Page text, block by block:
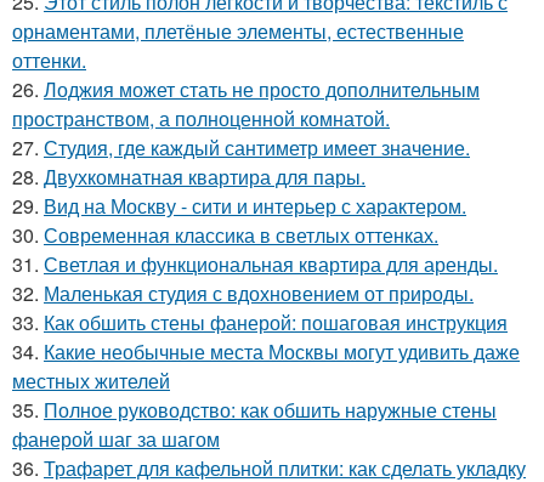
орнаментами, плетёные элементы, естественные
оттенки.
26. Лоджия может стать не просто дополнительным
пространством, а полноценной комнатой.
27. Студия, где каждый сантиметр имеет значение.
28. Двухкомнатная квартира для пары.
29. Вид на Москву - сити и интерьер с характером.
30. Современная классика в светлых оттенках.
31. Светлая и функциональная квартира для аренды.
32. Маленькая студия с вдохновением от природы.
33. Как обшить стены фанерой: пошаговая инструкция
34. Какие необычные места Москвы могут удивить даже
местных жителей
35. Полное руководство: как обшить наружные стены
фанерой шаг за шагом
36. Трафарет для кафельной плитки: как сделать укладку